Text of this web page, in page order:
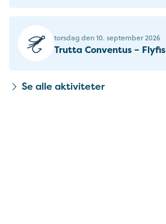
torsdag den 10. september 2026
Trutta Conventus –
Se alle aktiviteter